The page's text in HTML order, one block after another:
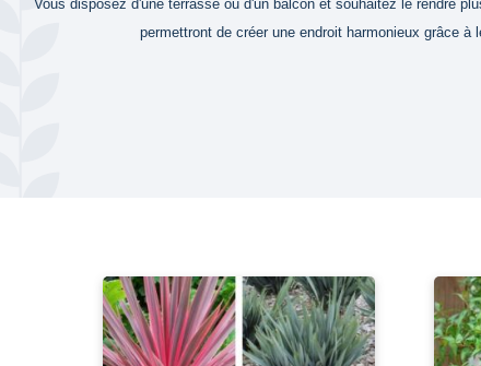
Vous disposez d'une terrasse ou d'un balcon et souhaitez le rendre
permettront de créer une endroit harmonieux grâce